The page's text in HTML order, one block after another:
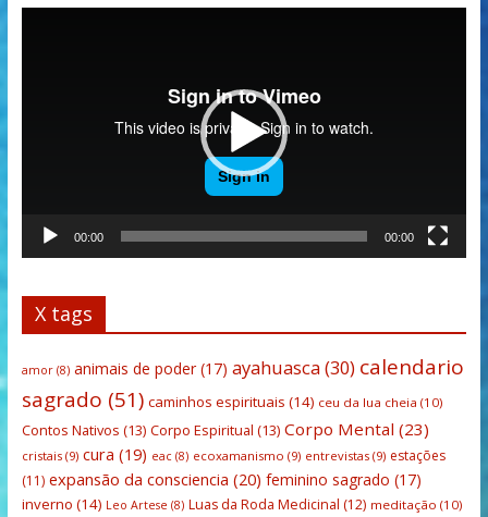
00:00 00:00
X tags
amor(8) animais de poder(17) ayahuasca(30) calendario
sagrado (51) caminhos espirituais (14) ceu da lua cheia (10)
Contos Nativos (13) Corpo Espiritual (13) Corpo Mental (23)
cristais(9) cura (19) eac(8) ecoxamanismo (9) entrevistas(9) estações
(11) expansão da consciencia (20) feminino sagrado (17)
inverno (14) Leo Artese (8) Luas da Roda Medicinal (12) meditação (10)